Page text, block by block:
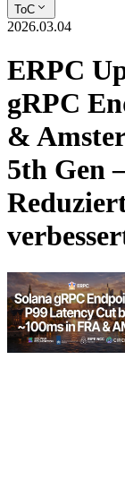
ToC
2026.03.04
ERPC
gRPC
&
5th Gen